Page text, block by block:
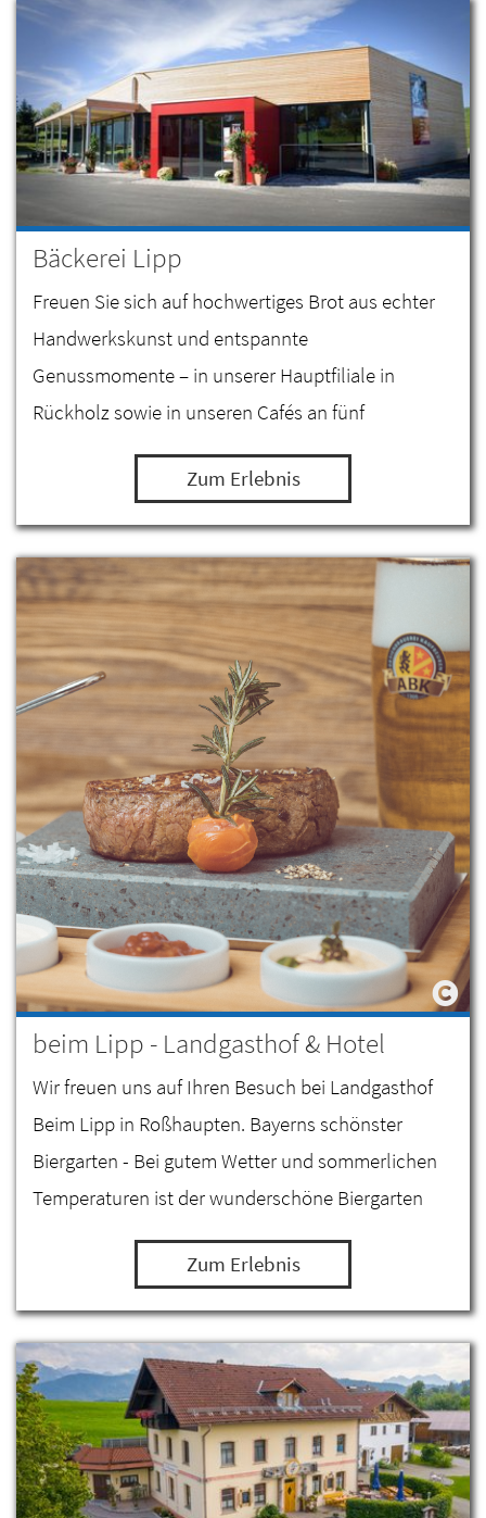
Bäckerei Lipp
Freuen Sie sich auf hochwertiges Brot aus echter
Handwerkskunst und entspannte
Genussmomente – in unserer Hauptfiliale in
Rückholz sowie in unseren Cafés an fünf
verschiedenen Standorten!
Zum Erlebnis
beim Lipp - Landgasthof & Hotel
Wir freuen uns auf Ihren Besuch bei Landgasthof
Beim Lipp in Roßhaupten. Bayerns schönster
Biergarten - Bei gutem Wetter und sommerlichen
Temperaturen ist der wunderschöne Biergarten
geöffnet. Eine große Zierkastanie und zahlreiche
Zum Erlebnis